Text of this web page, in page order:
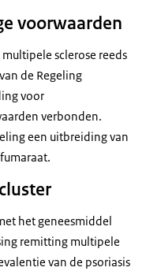
voorwaarden
sclerose reeds
de Regeling
voor
verbonden.
een uitbreiding van
het geneesmiddel
remitting multipele
van de psoriasis